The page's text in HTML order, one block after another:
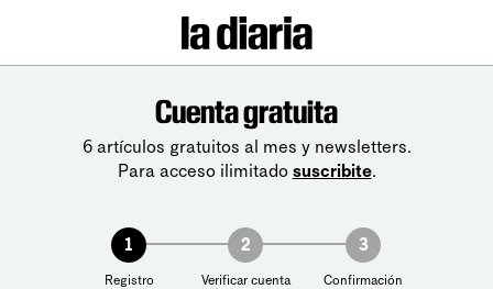
Cuenta gratuita
6 artículos gratuitos al mes y newsletters.
Para acceso ilimitado suscribite.
1
Registro
2
Verificar cuenta
3
Confirmación